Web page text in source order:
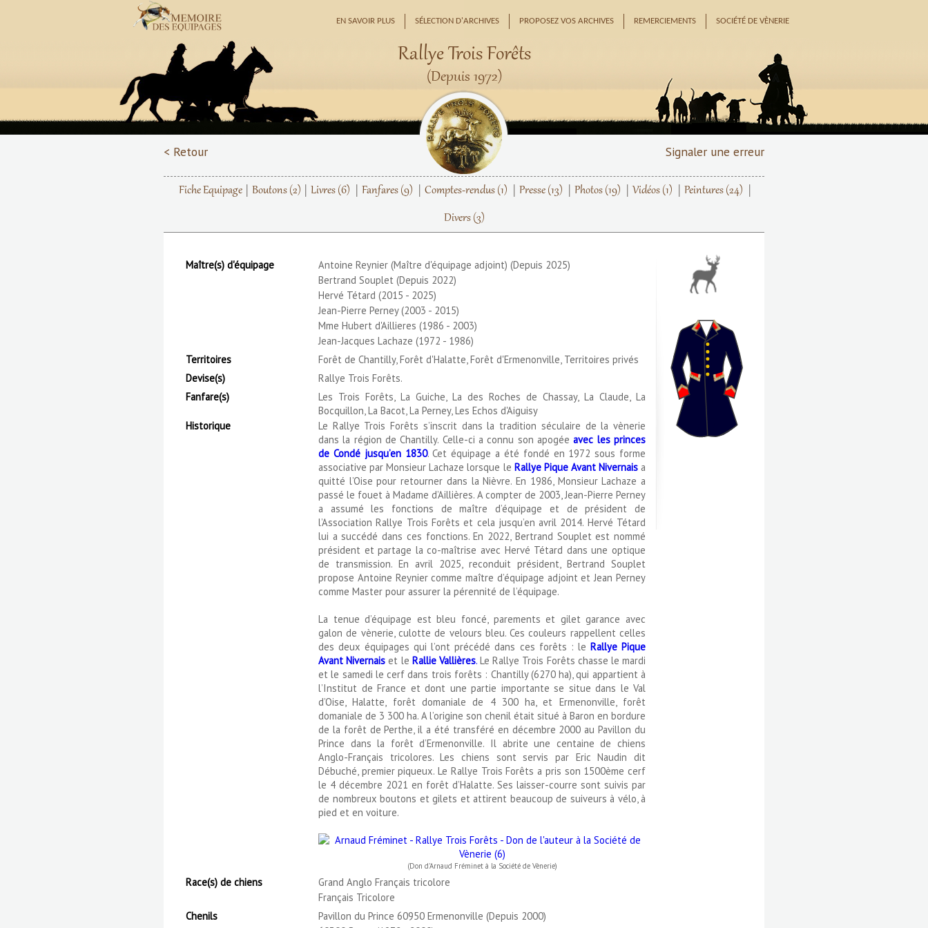
EN SAVOIR PLUS SÉLECTION D'ARCHIVES PROPOSEZ VOS ARCHIVES REMERCIEMENTS SOCIÉTÉ DE VÈNERIE
Rallye Trois Forêts
(Depuis 1972)
< Retour Signaler une erreur
Fiche Equipage Boutons (2) Livres (6) Fanfares (9) Comptes-rendus (1) Presse (13) Photos (19) Vidéos (1) Peintures (24)
Divers (3)
Maître(s) d'équipage
Antoine Reynier (Maître d'équipage adjoint) (Depuis 2025)
Bertrand Souplet (Depuis 2022)
Hervé Tétard (2015 - 2025)
Jean-Pierre Perney (2003 - 2015)
Mme Hubert d'Aillieres (1986 - 2003)
Jean-Jacques Lachaze (1972 - 1986)
Territoires
Forêt de Chantilly, Forêt d'Halatte, Forêt d'Ermenonville, Territoires privés
Devise(s)
Rallye Trois Forêts.
Fanfare(s)
Les Trois Forêts, La Guiche, La des Roches de Chassay, La Claude, La
Bocquillon, La Bacot, La Perney, Les Echos d'Aiguisy
Historique
Le Rallye Trois Forêts s’inscrit dans la tradition séculaire de la vènerie
dans la région de Chantilly. Celle-ci a connu son apogéeavec les princes
de Condé jusqu’en 1830. Cet équipage a été fondé en 1972 sous forme
associative par Monsieur Lachaze lorsque le Rallye Pique Avant Nivernaisa
quitté l’Oise pour retourner dans la Nièvre. En 1986, Monsieur Lachaze a
passé le fouet à Madame d’Aillières. A compter de 2003, Jean-Pierre Perney
a assumé les fonctions de maître d’équipage et de président de
l’Association Rallye Trois Forêts et cela jusqu’en avril 2014. Hervé Tétard
lui a succédé dans ces fonctions. En 2022, Bertrand Souplet est nommé
président et partage la co-maîtrise avec Hervé Tétard dans une optique
de transmission. En avril 2025, reconduit président, Bertrand Souplet
propose Antoine Reynier comme maître d’équipage adjoint et Jean Perney
comme Master pour assurer la pérennité de l’équipage.
La tenue d’équipage est bleu foncé, parements et gilet garance avec
galon de vènerie, culotte de velours bleu. Ces couleurs rappellent celles
des deux équipages qui l’ont précédé dans ces forêts : le Rallye Pique
Avant Nivernais et le Rallie Vallières.Le Rallye Trois Forêts chasse le mardi
et le samedi le cerf dans trois forêts : Chantilly (6270 ha), qui appartient à
l’Institut de France et dont une partie importante se situe dans le Val
d’Oise, Halatte, forêt domaniale de 4 300 ha, et Ermenonville, forêt
domaniale de 3 300 ha. A l’origine son chenil était situé à Baron en bordure
de la forêt de Perthe, il a été transféré en décembre 2000 au Pavillon du
Prince dans la forêt d’Ermenonville. Il abrite une centaine de chiens
Anglo-Français tricolores. Les chiens sont servis par Eric Naudin dit
Débuché, premier piqueux. Le Rallye Trois Forêts a pris son 1500ème cerf
le 4 décembre 2021 en forêt d’Halatte. Ses laisser-courre sont suivis par
de nombreux boutons et gilets et attirent beaucoup de suiveurs à vélo, à
pied et en voiture.
(Don d'Arnaud Fréminet à la Société de Vènerie)
Race(s) de chiens
Grand Anglo Français tricolore
Français Tricolore
Chenils
Pavillon du Prince 60950 Ermenonville (Depuis 2000)